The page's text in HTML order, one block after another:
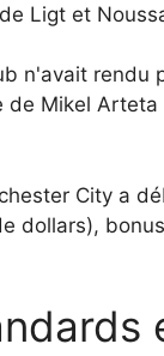
Ligt et
n'avait rendu
Mikel
City a
dollars),